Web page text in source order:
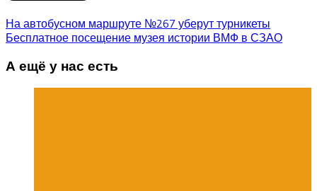
На автобусном маршруте №267 уберут турникеты
Бесплатное посещение музея истории ВМФ в СЗАО
А ещё у нас есть